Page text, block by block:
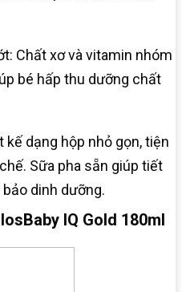
Chất xơ và vitamin nhóm
bé hấp thu dưỡng chất
dạng hộp nhỏ gọn, tiện
Sữa pha sẵn giúp tiết
dinh dưỡng.
IQ Gold 180ml